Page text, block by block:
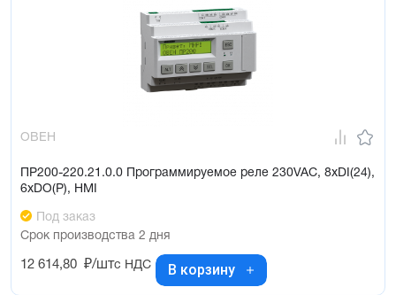
ОВЕН
ПР200-220.21.0.0 Программируемое реле 230VAC, 8xDI(24),
6xDO(Р), HMI
Под заказ
Срок производства 2 дня
12 614,80 ₽/штс НДС В корзину